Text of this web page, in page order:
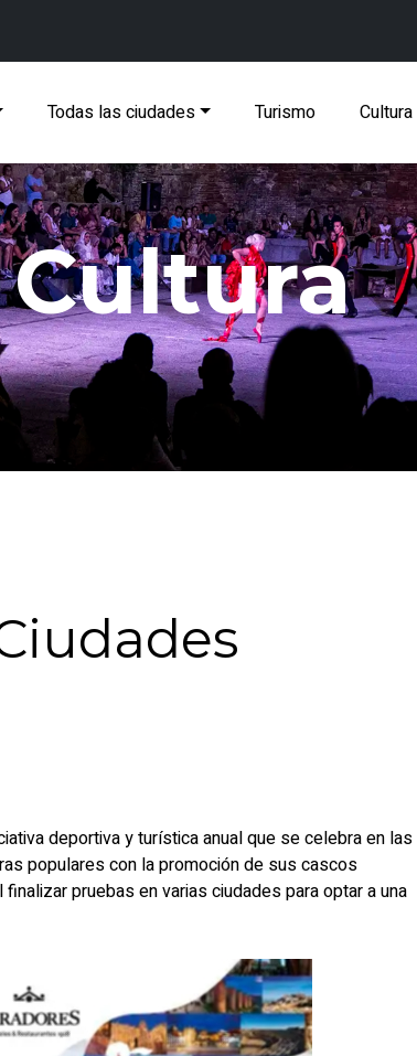
Todas las ciudades Turismo Cultura
Cultura
deportiva y turística anual que se celebra en las
populares con la promoción de sus cascos
pruebas en varias ciudades para optar a una